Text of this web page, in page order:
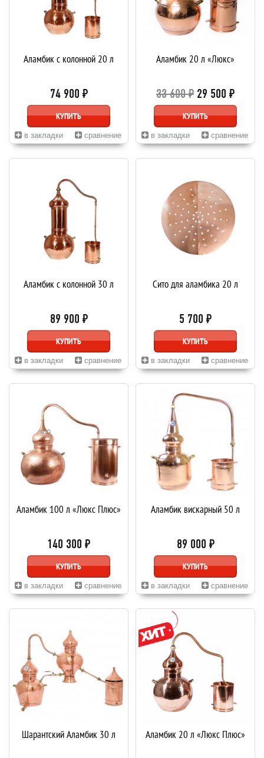
Аламбик с колонной 20 л
74 900 ₽
КУПИТЬ
в закладки сравнение
Аламбик 20 л «Люкс»
33 600 ₽ 29 500 ₽
КУПИТЬ
в закладки сравнение
Аламбик с колонной 30 л
89 900 ₽
КУПИТЬ
в закладки сравнение
Сито для аламбика 20 л
5 700 ₽
КУПИТЬ
в закладки сравнение
Аламбик 100 л «Люкс Плюс»
140 300 ₽
КУПИТЬ
в закладки сравнение
Аламбик вискарный 50 л
89 000 ₽
КУПИТЬ
в закладки сравнение
Шарантский Аламбик 30 л Аламбик 20 л «Люкс Плюс»